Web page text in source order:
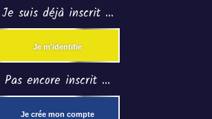
Je suis déjà inscrit ...
Je m'identifie
Pas encore inscrit ...
Je crée mon compte